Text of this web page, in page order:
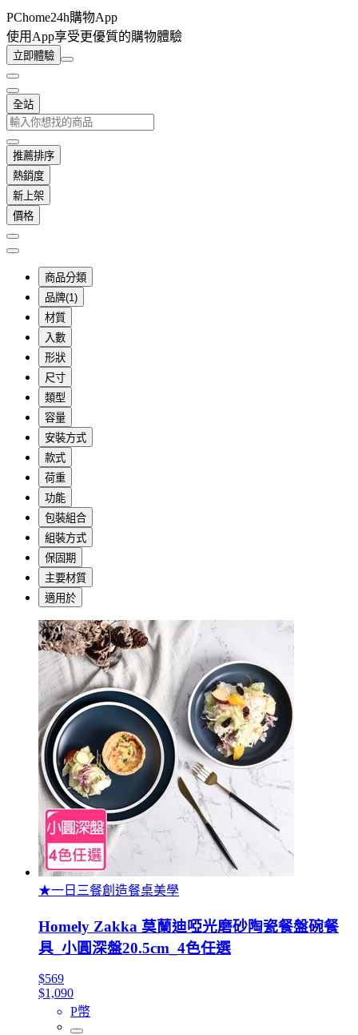
PChome24h購物App
使用App享受更優質的購物體驗
立即體驗
全站
推薦排序
熱銷度
新上架
價格
商品分類
品牌(1)
材質
入數
形狀
尺寸
類型
容量
安裝方式
款式
荷重
功能
包裝組合
組裝方式
保固期
主要材質
適用於
★一日三餐創造餐桌美學
Homely Zakka 莫蘭迪啞光磨砂陶瓷餐盤碗餐
具_小圓深盤20.5cm_4色任選
$569
$1,090
P幣